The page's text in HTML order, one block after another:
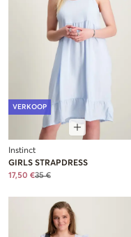
VERKOOP
Instinct
GIRLS STRAPDRESS
17,50 €35 €